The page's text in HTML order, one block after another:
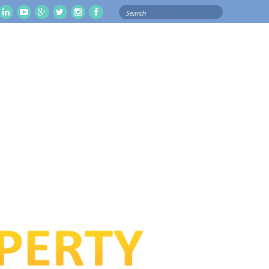
LinkedlnYoutubeGoogleTwitterInstagramFacebookSearch
for: